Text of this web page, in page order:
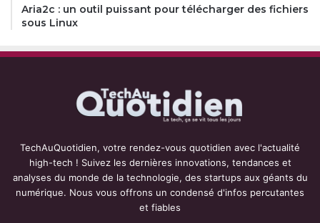
Aria2c : un outil puissant pour télécharger des fichiers
sous Linux
TechAuQuotidien, votre rendez-vous quotidien avec l'actualité
high-tech ! Suivez les dernières innovations, tendances et
analyses du monde de la technologie, des startups aux géants du
numérique. Nous vous offrons un condensé d'infos percutantes
et fiables